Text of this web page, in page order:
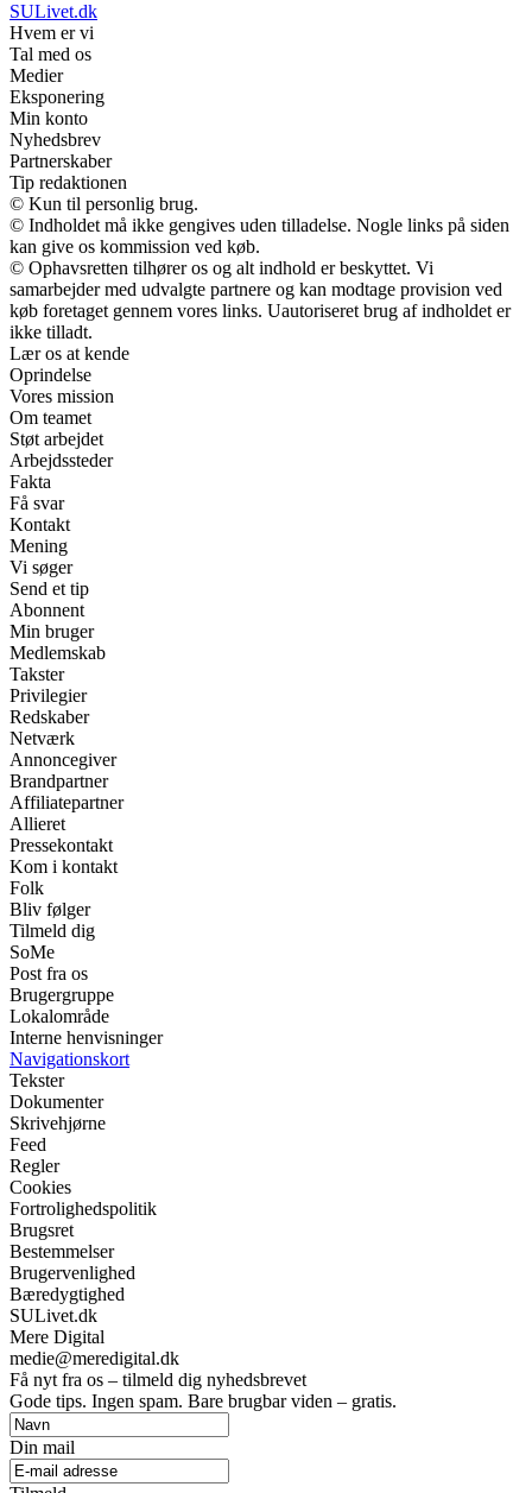
SULivet.dk
Hvem er vi
Tal med os
Medier
Eksponering
Min konto
Nyhedsbrev
Partnerskaber
Tip redaktionen
© Kun til personlig brug.
© Indholdet må ikke gengives uden tilladelse. Nogle links på siden
kan give os kommission ved køb.
© Ophavsretten tilhører os og alt indhold er beskyttet. Vi
samarbejder med udvalgte partnere og kan modtage provision ved
køb foretaget gennem vores links. Uautoriseret brug af indholdet er
ikke tilladt.
Lær os at kende
Oprindelse
Vores mission
Om teamet
Støt arbejdet
Arbejdssteder
Fakta
Få svar
Kontakt
Mening
Vi søger
Send et tip
Abonnent
Min bruger
Medlemskab
Takster
Privilegier
Redskaber
Netværk
Annoncegiver
Brandpartner
Affiliatepartner
Allieret
Pressekontakt
Kom i kontakt
Folk
Bliv følger
Tilmeld dig
SoMe
Post fra os
Brugergruppe
Lokalområde
Interne henvisninger
Navigationskort
Tekster
Dokumenter
Skrivehjørne
Feed
Regler
Cookies
Fortrolighedspolitik
Brugsret
Bestemmelser
Brugervenlighed
Bæredygtighed
SULivet.dk
Mere Digital
medie@meredigital.dk
Få nyt fra os – tilmeld dig nyhedsbrevet
Gode tips. Ingen spam. Bare brugbar viden – gratis.
Din mail